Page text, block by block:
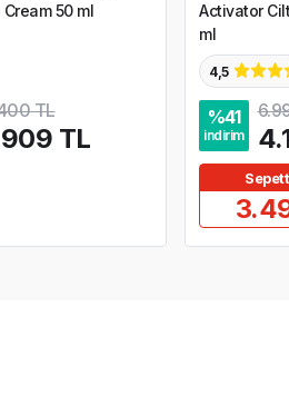
50 ml
TL
TL
Activator
ml
4,5
%41
indirim